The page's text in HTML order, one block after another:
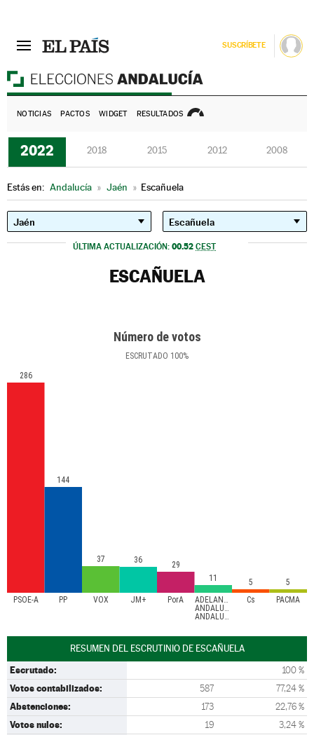
SUSCRÍBETE
NOTICIAS PACTOS WIDGET RESULTADOS
2022 2018 2015 2012 2008
Estás en: Andalucía » Jaén » Escañuela
ÚLTIMA ACTUALIZACIÓN: 00.52 CEST
ESCAÑUELA
Número de votos
ESCRUTADO 100%
PSOE-A PP VOX JM+ PorA
ADELANTE
ANDALUCÍA-
ANDALUCISTAS
Cs PACMA
286
144
37 36
29
11
5 5
RESUMEN DEL ESCRUTINIO DE ESCAÑUELA
Escrutado: 100 %
Votos contabilizados: 587 77,24 %
Abstenciones: 173 22,76 %
Votos nulos: 19 3,24 %